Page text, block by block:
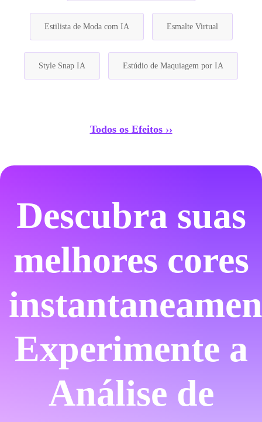
Estilista de Moda com IA Esmalte Virtual
Style Snap IA Estúdio de Maquiagem por IA
Todos os Efeitos ››
Descubra suas
melhores cores
Experimente a
Análise de